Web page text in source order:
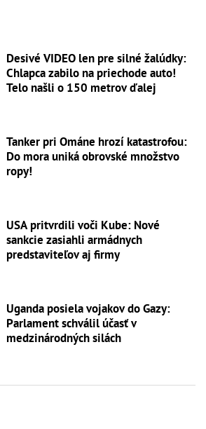
Desivé VIDEO len pre silné žalúdky:
Chlapca zabilo na priechode auto!
Telo našli o 150 metrov ďalej
Tanker pri Ománe hrozí katastrofou:
Do mora uniká obrovské množstvo
ropy!
USA pritvrdili voči Kube: Nové
sankcie zasiahli armádnych
predstaviteľov aj firmy
Uganda posiela vojakov do Gazy:
Parlament schválil účasť v
medzinárodných silách